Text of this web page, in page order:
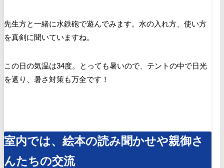
先生方と一緒に水鉄砲で遊んでみます。水の入れ方、使い方
を真剣に聞いていますね。
この日の気温は34度。とっても暑いので、テントの中で日光
を遮り、暑さ対策も万全です！
室内では、絵本の読み聞かせや親御さ
んたちの交流